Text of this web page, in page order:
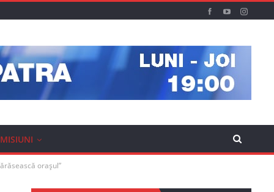
orașul”